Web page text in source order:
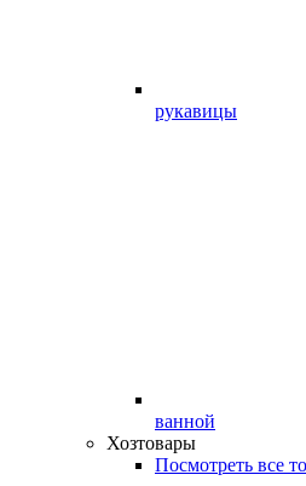
рукавицы
ванной
Хозтовары
Посмотреть все